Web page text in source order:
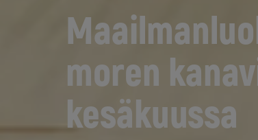
moren
kesäkuussa